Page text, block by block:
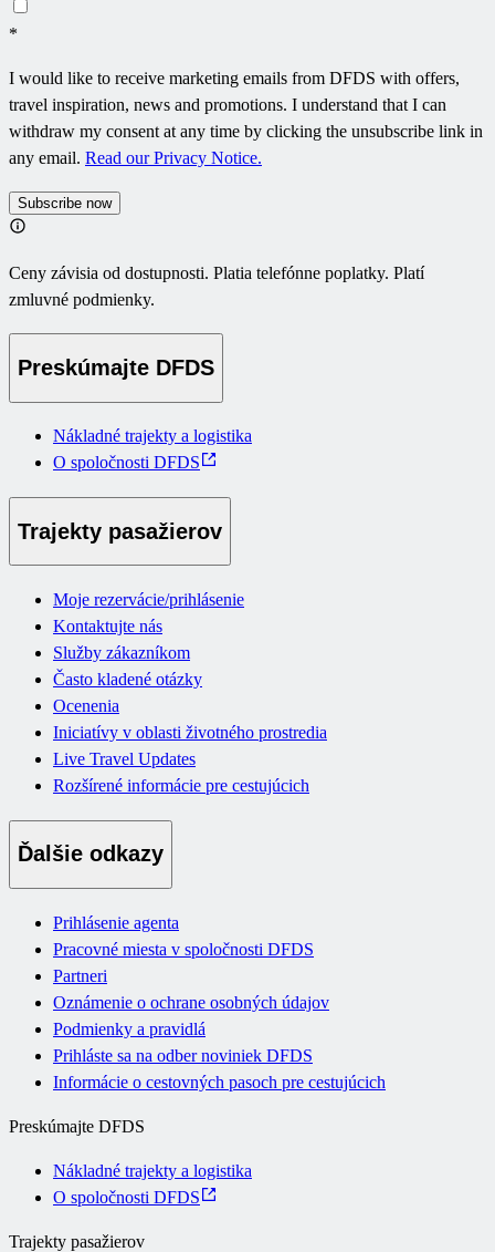
*
I would like to receive marketing emails from DFDS with offers,
travel inspiration, news and promotions. I understand that I can
withdraw my consent at any time by clicking the unsubscribe link in
any email. Read our Privacy Notice.
Subscribe now
Ceny závisia od dostupnosti. Platia telefónne poplatky. Platí
zmluvné podmienky.
Preskúmajte DFDS
Nákladné trajekty a logistika
O spoločnosti DFDS
Trajekty pasažierov
Moje rezervácie/prihlásenie
Kontaktujte nás
Služby zákazníkom
Často kladené otázky
Ocenenia
Iniciatívy v oblasti životného prostredia
Live Travel Updates
Rozšírené informácie pre cestujúcich
Ďalšie odkazy
Prihlásenie agenta
Pracovné miesta v spoločnosti DFDS
Partneri
Oznámenie o ochrane osobných údajov
Podmienky a pravidlá
Prihláste sa na odber noviniek DFDS
Informácie o cestovných pasoch pre cestujúcich
Preskúmajte DFDS
Nákladné trajekty a logistika
O spoločnosti DFDS
Trajekty pasažierov